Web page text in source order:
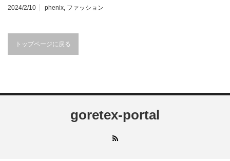
2024/2/10 phenix, ファッション
トップページに戻る
goretex-portal